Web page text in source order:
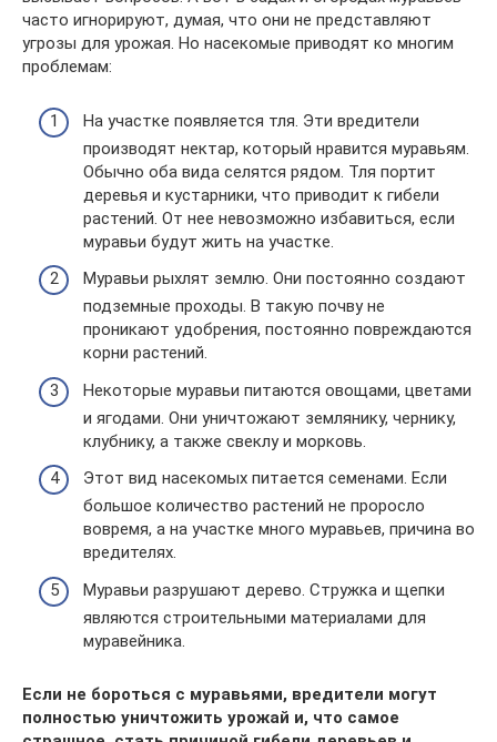
часто игнорируют, думая, что они не представляют
угрозы для урожая. Но насекомые приводят ко многим
проблемам:
На участке появляется тля. Эти вредители
производят нектар, который нравится муравьям.
Обычно оба вида селятся рядом. Тля портит
деревья и кустарники, что приводит к гибели
растений. От нее невозможно избавиться, если
муравьи будут жить на участке.
Муравьи рыхлят землю. Они постоянно создают
подземные проходы. В такую почву не
проникают удобрения, постоянно повреждаются
корни растений.
Некоторые муравьи питаются овощами, цветами
и ягодами. Они уничтожают землянику, чернику,
клубнику, а также свеклу и морковь.
Этот вид насекомых питается семенами. Если
большое количество растений не проросло
вовремя, а на участке много муравьев, причина во
вредителях.
Муравьи разрушают дерево. Стружка и щепки
являются строительными материалами для
муравейника.
Если не бороться с муравьями, вредители могут
полностью уничтожить урожай и, что самое